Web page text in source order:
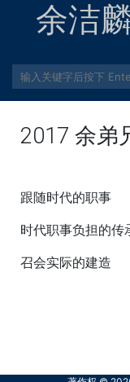
余洁
2017 余弟
跟随时代的职事
时代职事负担的传
召会实际的建造